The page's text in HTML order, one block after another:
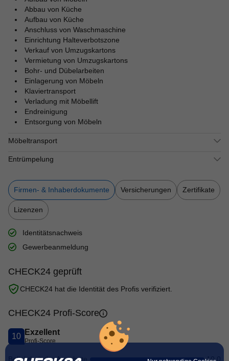
Abbau von Küche
Aufbau von Küche
Anschluss von Waschmaschine
Einrichtung Halteverbotszone
Verkauf von Umzugskartons
Vermietung von Umzugskartons
Bohr- und Dübelarbeiten
Einlagerung von Möbeln
Klaviertransport
Verladung mit Möbellift
Endreinigung
Entsorgung von Möbeln
Möbeltransport
Entrümpelung
Firmen- & Inhaberdokumente Versicherungen Zertifikate
Lizenzen
Identitätsnachweis
Gewerbeanmeldung
CHECK24 geprüft
CHECK24 hat die Identität des Profis verifiziert.
CHECK24 Profi-Score
10 Exzellent
Profi-Score
Beliebtheit der Angebote 10,0